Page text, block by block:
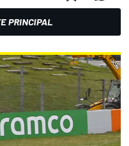
PRINCIPAL